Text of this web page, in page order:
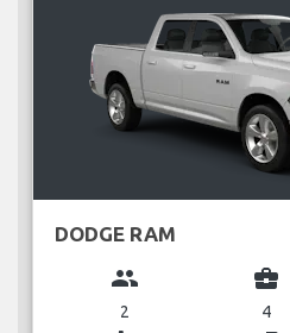
DODGE RAM
group
2
business_center
4